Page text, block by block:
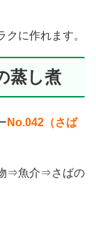
に作れます。
蒸し煮
No.042（さば
⇒魚介⇒さばの